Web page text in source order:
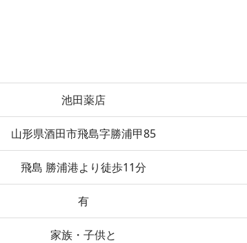
池田薬店
山形県酒田市飛島字勝浦甲85
飛島 勝浦港より徒歩11分
有
家族・子供と